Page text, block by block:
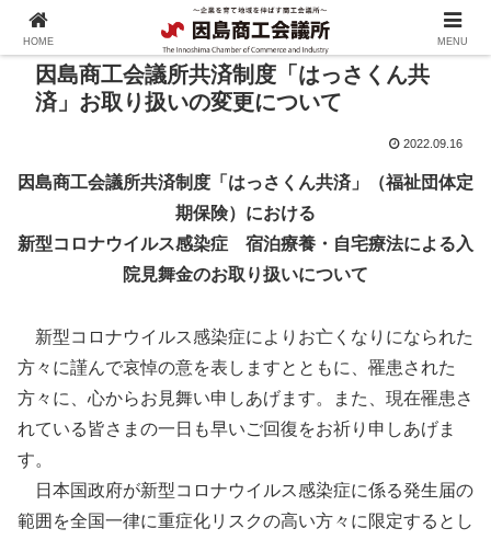
因島商工会議所共済制度「はっさくん共
済」お取り扱いの変更について
2022.09.16
因島商工会議所共済制度「はっさくん共済」（福祉団体定
期保険）における
新型コロナウイルス感染症 宿泊療養・自宅療法による入
院見舞金のお取り扱いについて
新型コロナウイルス感染症によりお亡くなりになられた
方々に謹んで哀悼の意を表しますとともに、罹患された
方々に、心からお見舞い申しあげます。また、現在罹患さ
れている皆さまの一日も早いご回復をお祈り申しあげま
す。
日本国政府が新型コロナウイルス感染症に係る発生届の
範囲を全国一律に重症化リスクの高い方々に限定するとし
HOME MENU